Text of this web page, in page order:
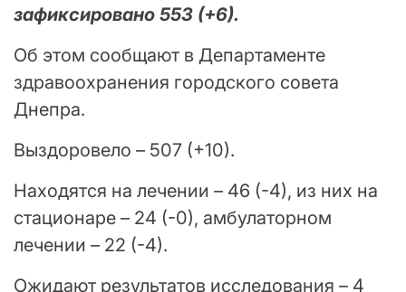
зафиксировано 553 (+6).
Об этом сообщают в Департаменте
здравоохранения городского совета
Днепра.
Выздоровело – 507 (+10).
Находятся на лечении – 46 (-4), из них на
стационаре – 24 (-0), амбулаторном
лечении – 22 (-4).
Ожидают результатов исследования – 4